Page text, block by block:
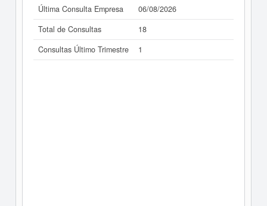
Última Consulta Empresa
06/08/2026
Total de Consultas
18
Consultas Último Trimestre
1